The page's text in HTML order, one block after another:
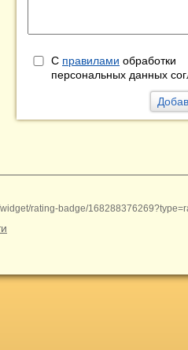
С правилами обработки
персональных данных
rating-badge/